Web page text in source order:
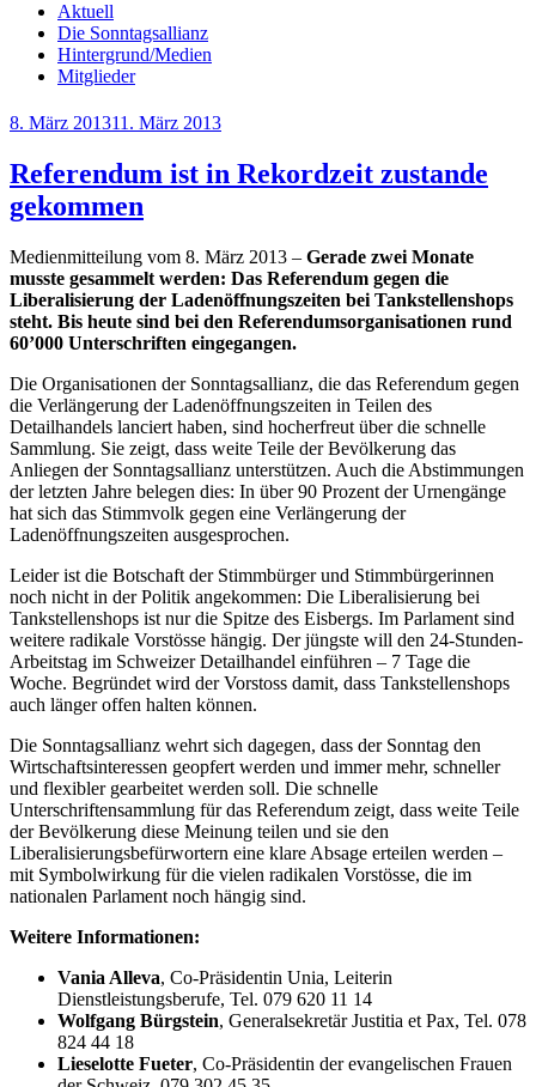
Aktuell
Die Sonntagsallianz
Hintergrund/Medien
Mitglieder
Veröffentlicht
8. März 201311. März 2013
Referendum ist in Rekordzeit zustande
gekommen
Medienmitteilung vom 8. März 2013 – Gerade zwei Monate
musste gesammelt werden: Das Referendum gegen die
Liberalisierung der Ladenöffnungszeiten bei Tankstellenshops
steht. Bis heute sind bei den Referendumsorganisationen rund
60’000 Unterschriften eingegangen.
Die Organisationen der Sonntagsallianz, die das Referendum gegen
die Verlängerung der Ladenöffnungszeiten in Teilen des
Detailhandels lanciert haben, sind hocherfreut über die schnelle
Sammlung. Sie zeigt, dass weite Teile der Bevölkerung das
Anliegen der Sonntagsallianz unterstützen. Auch die Abstimmungen
der letzten Jahre belegen dies: In über 90 Prozent der Urnengänge
hat sich das Stimmvolk gegen eine Verlängerung der
Ladenöffnungszeiten ausgesprochen.
Leider ist die Botschaft der Stimmbürger und Stimmbürgerinnen
noch nicht in der Politik angekommen: Die Liberalisierung bei
Tankstellenshops ist nur die Spitze des Eisbergs. Im Parlament sind
weitere radikale Vorstösse hängig. Der jüngste will den 24-Stunden-
Arbeitstag im Schweizer Detailhandel einführen – 7 Tage die
Woche. Begründet wird der Vorstoss damit, dass Tankstellenshops
auch länger offen halten können.
Die Sonntagsallianz wehrt sich dagegen, dass der Sonntag den
Wirtschaftsinteressen geopfert werden und immer mehr, schneller
und flexibler gearbeitet werden soll. Die schnelle
Unterschriftensammlung für das Referendum zeigt, dass weite Teile
der Bevölkerung diese Meinung teilen und sie den
Liberalisierungsbefürwortern eine klare Absage erteilen werden –
mit Symbolwirkung für die vielen radikalen Vorstösse, die im
nationalen Parlament noch hängig sind.
Weitere Informationen:
Vania Alleva, Co-Präsidentin Unia, Leiterin
Dienstleistungsberufe, Tel. 079 620 11 14
Wolfgang Bürgstein, Generalsekretär Justitia et Pax, Tel. 078
824 44 18
Lieselotte Fueter, Co-Präsidentin der evangelischen Frauen